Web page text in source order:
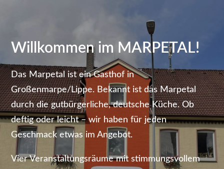
Willkommen im MARPETAL!
Das Marpetal ist ein Gasthof in
Großenmarpe/Lippe. Bekannt ist das Marpetal
durch die gutbürgerliche, deutsche Küche. Ob
deftig oder leicht – wir haben für jeden
Geschmack etwas im Angebot.
Vier Veranstaltungsräume mit stimmungsvollem